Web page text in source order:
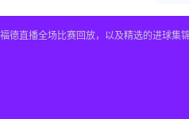
直播全场比赛回放，以及精选的进球集